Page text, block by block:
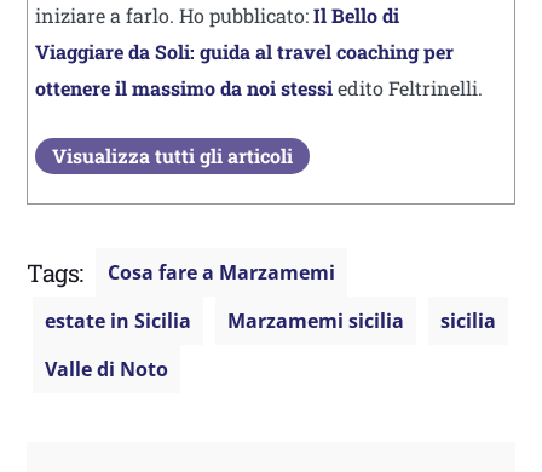
iniziare a farlo. Ho pubblicato:Il Bello di
Viaggiare da Soli: guida al travel coaching per
ottenere il massimo da noi stessiedito Feltrinelli.
Visualizza tutti gli articoli
Tags:
Cosa fare a Marzamemi
estate in Sicilia
Marzamemi sicilia
sicilia
Valle di Noto